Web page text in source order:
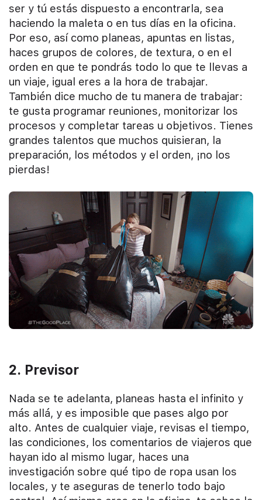
ser y tú estás dispuesto a encontrarla, sea
haciendo la maleta o en tus días en la oficina.
Por eso, así como planeas, apuntas en listas,
haces grupos de colores, de textura, o en el
orden en que te pondrás todo lo que te llevas a
un viaje, igual eres a la hora de trabajar.
También dice mucho de tu manera de trabajar:
te gusta programar reuniones, monitorizar los
procesos y completar tareas u objetivos. Tienes
grandes talentos que muchos quisieran, la
preparación, los métodos y el orden, ¡no los
pierdas!
2. Previsor
Nada se te adelanta, planeas hasta el infinito y
más allá, y es imposible que pases algo por
alto. Antes de cualquier viaje, revisas el tiempo,
las condiciones, los comentarios de viajeros que
hayan ido al mismo lugar, haces una
investigación sobre qué tipo de ropa usan los
locales, y te aseguras de tenerlo todo bajo